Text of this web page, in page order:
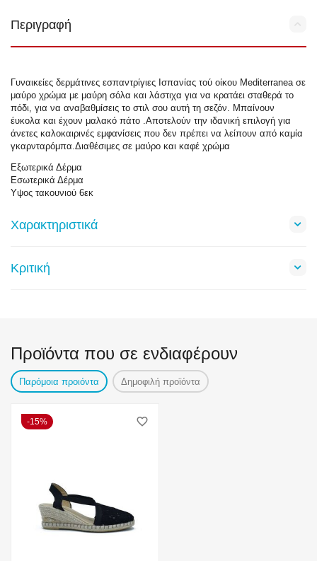
Περιγραφή
Γυναικείες δερμάτινες εσπαντρίγιες Ισπανίας τού οίκου Mediterranea σε
μαύρο χρώμα με μαύρη σόλα και λάστιχα για να κρατάει σταθερά το
πόδι, για να αναβαθμίσεις το στιλ σου αυτή τη σεζόν. Μπαίνουν
έυκολα και έχουν μαλακό πάτο .Αποτελούν την ιδανική επιλογή για
άνετες καλοκαιρινές εμφανίσεις που δεν πρέπει να λείπουν από καμία
γκαρνταρόμπα.Διαθέσιμες σε μαύρο και καφέ χρώμα
Εξωτερικά Δέρμα
Εσωτερικά Δέρμα
Υψος τακουνιού 6εκ
Χαρακτηριστικά
Κριτική
Προϊόντα που σε ενδιαφέρουν
Παρόμοια προιόντα Δημοφιλή προϊόντα
15%